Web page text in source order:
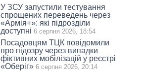
У ЗСУ запустили тестування
спрощених переведень через
«Армія+»: які підрозділи
доступні 6 серпня 2026, 18:54
Посадовцям ТЦК повідомили
про підозру через випадки
фіктивних мобілізацій у реєстрі
«Оберіг» 6 серпня 2026, 20:14